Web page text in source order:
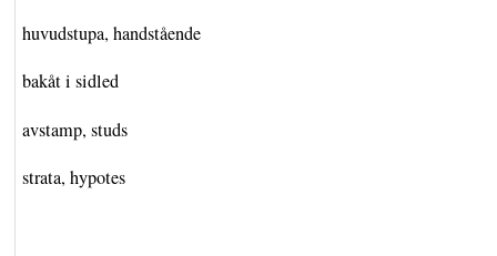
huvudstupa, handstående
bakåt i sidled
avstamp, studs
strata, hypotes